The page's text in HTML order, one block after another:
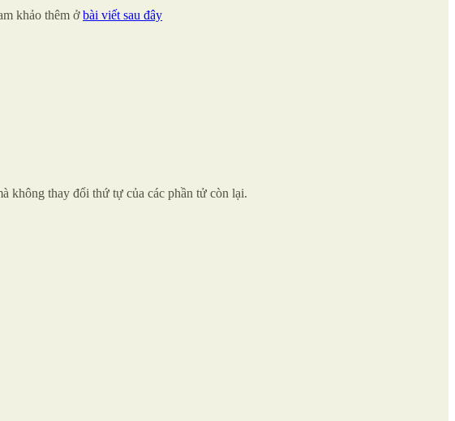
khảo thêm ởbài viết sau đây
không thay đổi thứ tự của các phần tử còn lại.